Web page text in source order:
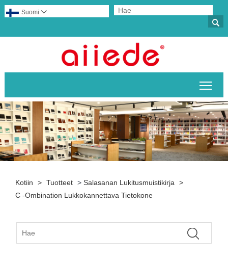

Suomi 
Kotiin > Tuotteet >Salasanan Lukitusmuistikirja
>
C -ombination Lukkokannettava Tietokone